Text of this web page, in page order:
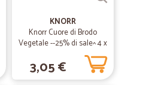
08/10/2020
per l'articolo da me acquistato.
KNORR
Knorr Cuore di Brodo
Vegetale --25% di sale^ 4 x
3,05 €